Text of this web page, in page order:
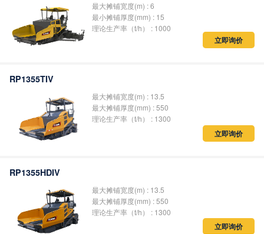
最大摊铺宽度(m) : 6
最小摊铺厚度(mm) : 15
理论生产率（t/h） : 1000
立即询价
RP1355TIV
最大摊铺宽度(m) : 13.5
最大摊铺厚度(mm) : 550
理论生产率（t/h） : 1300
立即询价
RP1355HDIV
最大摊铺宽度(m) : 13.5
最大摊铺厚度(mm) : 550
理论生产率（t/h） : 1300
立即询价